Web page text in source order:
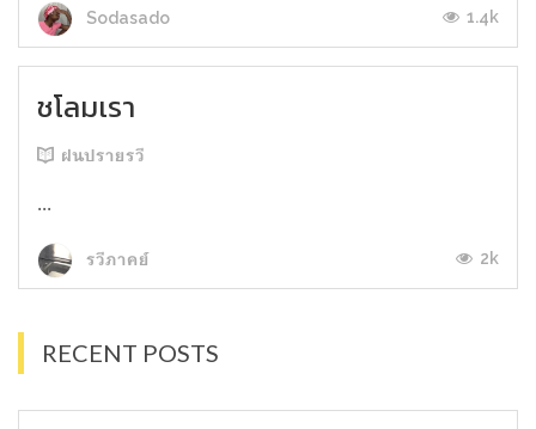
Sodasado 1.4k
ชโลมเรา
ฝนปรายรวี
...
รวีภาคย์ 2k
RECENT POSTS